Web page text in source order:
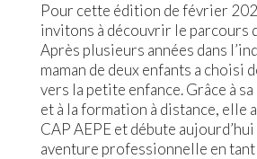
Pour cette édition de février
invitons à découvrir le parcours
Après plusieurs années dans
maman de deux enfants a choisi
vers la petite enfance. Grâce à
et à la formation à distance, elle
CAP AEPE et débute
aventure professionnelle en tant